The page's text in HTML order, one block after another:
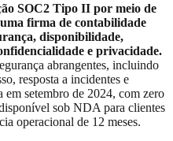
SOC2 Tipo II por meio de
firma de contabilidade
disponibilidade,
e privacidade.
abrangentes, incluindo
resposta a incidentes e
setembro de 2024, com zero
sob NDA para clientes
operacional de 12 meses.